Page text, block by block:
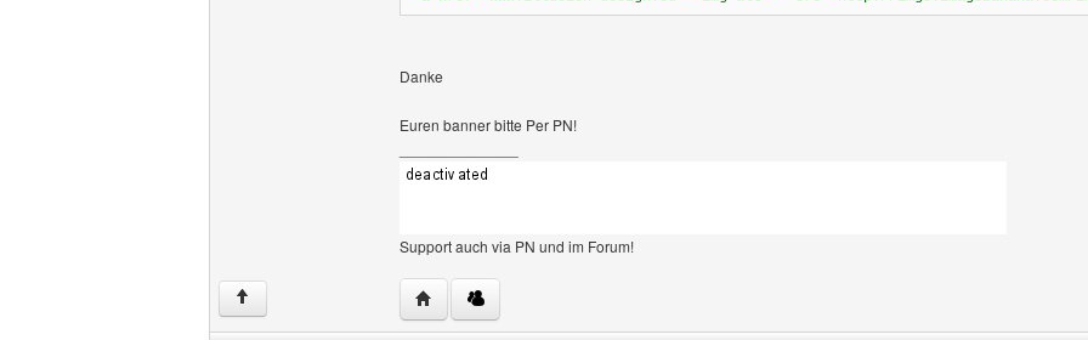
Danke
Euren banner bitte Per PN!
Support auch via PN und im Forum!
↑ Website dieses Benutzers besuchen: new-designs